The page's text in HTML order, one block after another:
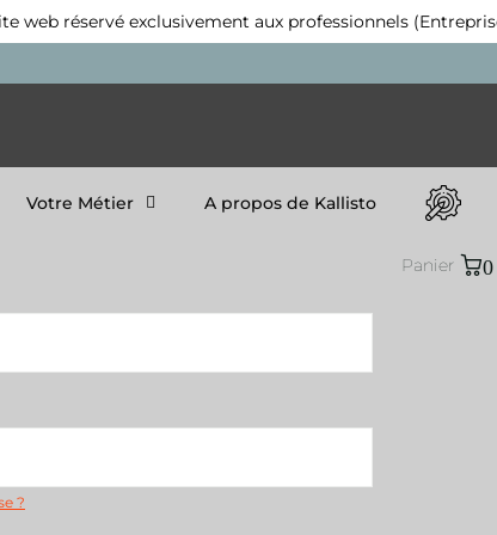
web réservé exclusivement aux professionnels
Votre Métier A propos de Kallisto
?
Panier 0